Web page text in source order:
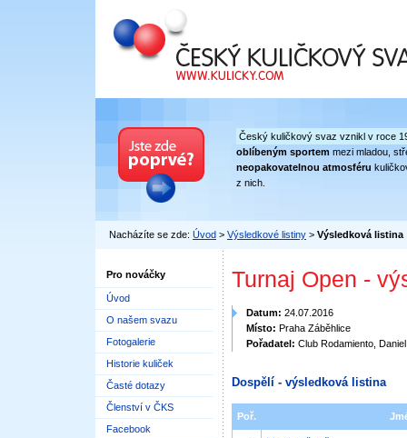
Český kuličkový svaz
Český kuličkový svaz vznikl v roce
oblíbeným sportem mezi mladou,
neopakovatelnou atmosféru
z nich.
Nacházíte se zde: Úvod > Výsledkové listiny > Výsledková listina
Pro nováčky
Úvod
O našem svazu
Fotogalerie
Historie kuliček
Časté dotazy
Členství v ČKS
Facebook
Turnaj Open -
Datum: 24.07.2016
Místo: Praha Záběhlice
Pořadatel: Club Rodamiento,
Dospělí - výsledková listina
Poř.